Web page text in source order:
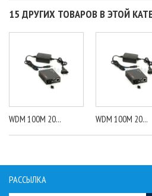
15 ДРУГИХ ТОВАРОВ В ЭТОЙ
WDM 100M 20... WDM 100M 20...
РАССЫЛКА